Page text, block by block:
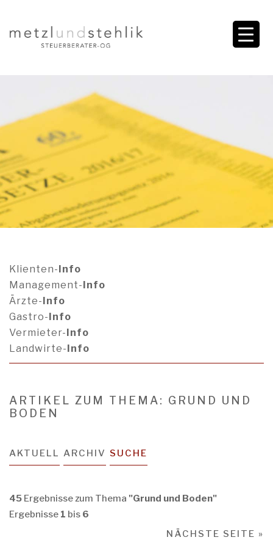
Klienten-Info
Management-Info
Ärzte-Info
Gastro-Info
Vermieter-Info
Landwirte-Info
ARTIKEL ZUM THEMA: GRUND UND
BODEN
AKTUELL ARCHIV SUCHE
45 Ergebnisse zum Thema "Grund und Boden"
Ergebnisse 1 bis 6
NÄCHSTE SEITE »